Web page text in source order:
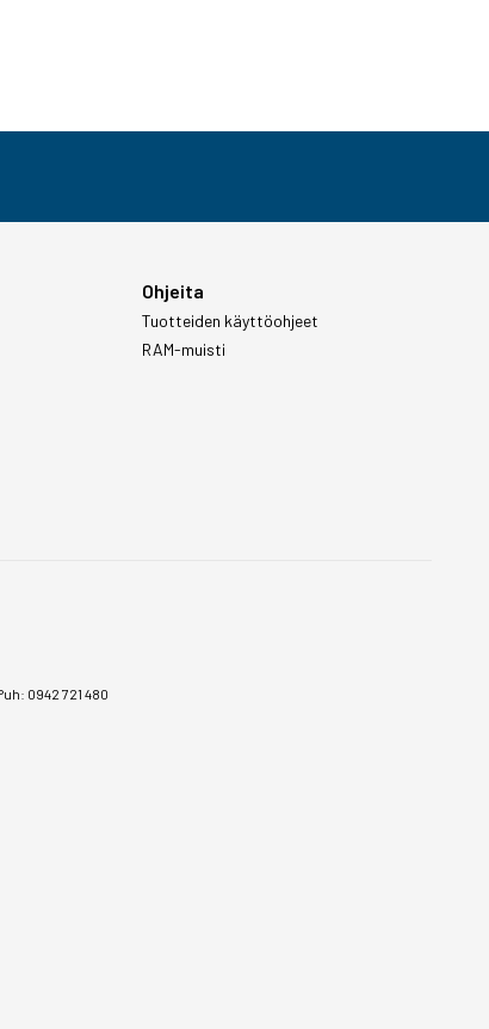
Ohjeita
Tuotteiden käyttöohjeet
RAM-muisti
0942 721 480